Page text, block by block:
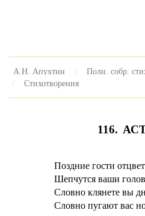
А.Н. Апухтин
Полн. собр.
Стихотворения
116.
Поздние гости
Шепчутся ваши
Словно клянете вы
Словно пугают вас